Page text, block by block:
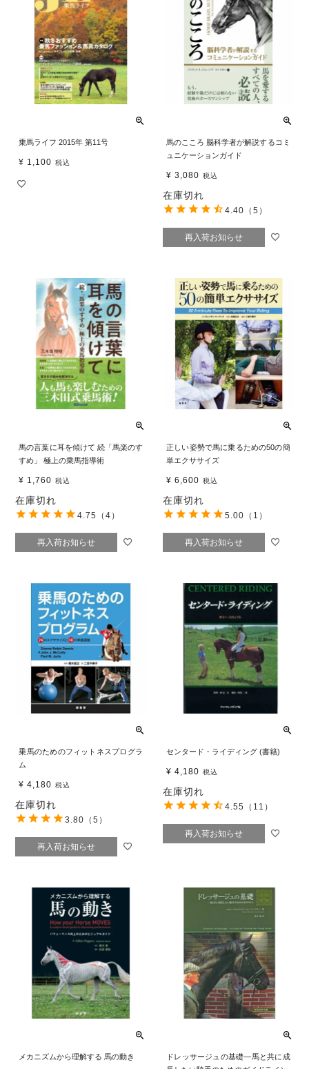
乗馬ライフ 2015年 第11号
¥ 1,100 税込
馬のこころ 脳科学者が解説するコミ
ュニケーションガイド
¥ 3,080 税込
在庫切れ
4.40 （5）
再入荷お知らせ
馬の言葉に耳を傾けて 続「馬楽のす
すめ」 極上の乗馬指導術
¥ 1,760 税込
在庫切れ
4.75 （4）
再入荷お知らせ
正しい姿勢で馬に乗るための50の簡
単エクササイズ
¥ 6,600 税込
在庫切れ
5.00 （1）
再入荷お知らせ
乗馬のためのフィットネスプログラ
ム
¥ 4,180 税込
在庫切れ
3.80 （5）
再入荷お知らせ
センタード・ライディング (書籍)
¥ 4,180 税込
在庫切れ
4.55 （11）
再入荷お知らせ
メカニズムから理解する 馬の動き
ドレッサージュの基礎―馬と共に成